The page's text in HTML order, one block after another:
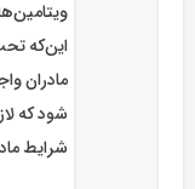
این‌که
مادران
شود که
شرایط